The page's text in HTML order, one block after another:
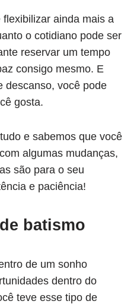
ainda mais a
o cotidiano pode ser
reservar um tempo
consigo mesmo. E
descanso, você pode
gosta.
e sabemos que você
algumas mudanças,
são para o seu
e paciência!
batismo
de um sonho
dentro do
teve esse tipo de